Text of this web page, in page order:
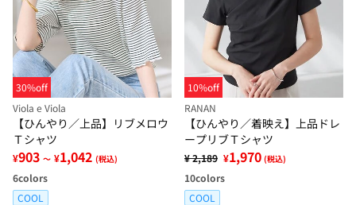
30%off
Viola e Viola
【ひんやり／上品】リブメロウ
Ｔシャツ
¥903 ～ ¥1,042 (税込)
6colors
COOL
10%off
RANAN
【ひんやり／着映え】上品ドレ
ープリブＴシャツ
¥ 2,189 ¥1,970 (税込)
10colors
COOL